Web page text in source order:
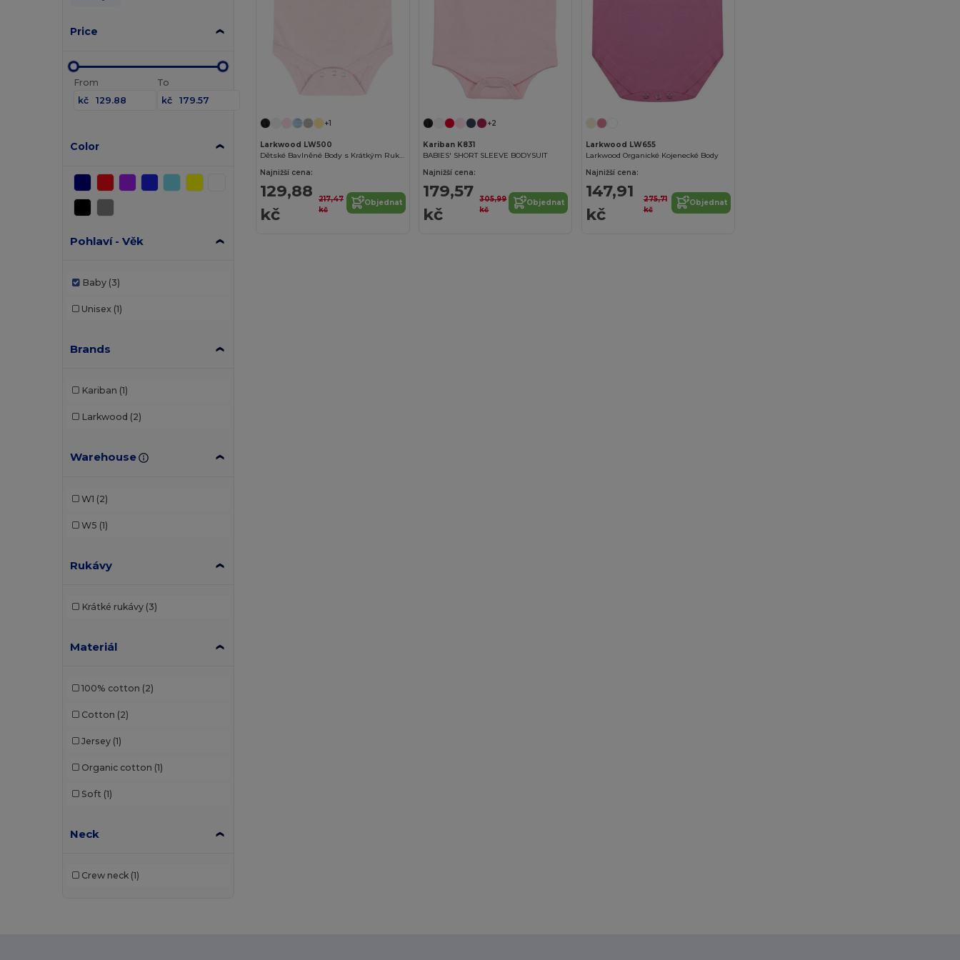
Price
From
kč
To
kč
Color
Pohlaví - Věk
Baby (3)
Unisex (1)
Brands
Kariban (1)
Larkwood (2)
Warehouse
W1 (2)
W5 (1)
Rukávy
Krátké rukávy (3)
Materiál
100% cotton (2)
Cotton (2)
Jersey (1)
Organic cotton (1)
Soft (1)
Neck
Crew neck (1)
+1
Larkwood LW500
Dětské Bavlněné Body s Krátkým Rukávem
Najnižší cena:
129,88
kč
217,47
kč
Objednat
+2
Kariban K831
BABIES' SHORT SLEEVE BODYSUIT
Najnižší cena:
179,57
kč
305,99
kč
Objednat
Larkwood LW655
Larkwood Organické Kojenecké Body
Najnižší cena:
147,91
kč
275,71
kč
Objednat